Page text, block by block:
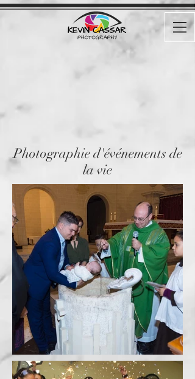
Photographie d'événements de
la vie